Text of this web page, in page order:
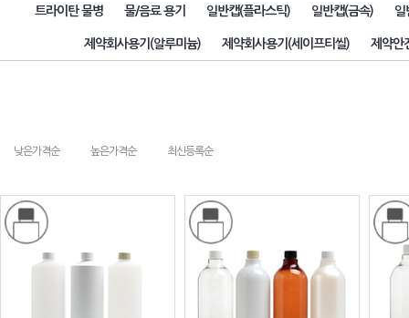
트라이탄 물병 물/음료 용기 일반캡(플라스틱) 일반캡(금속) 일
제약회사용기(알루미늄) 제약회사용기(세이프티씰) 제약안
낮은가격순 높은가격순 최신등록순